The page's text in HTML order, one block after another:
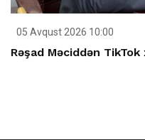
05 Avqust 2026 10:00
Rəşad Məciddən TikTok